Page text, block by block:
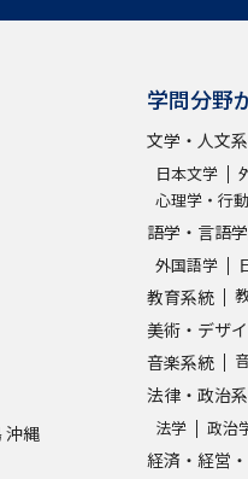
沖縄
学問分野
文学・人文
日本文学
心理学・行
語学・言語
外国語学
教育系統
美術・デザ
音楽系統
法律・政治
法学 政治
経済・経営